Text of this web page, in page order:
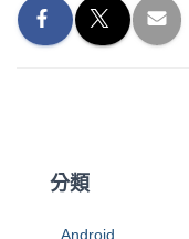
分類
Android